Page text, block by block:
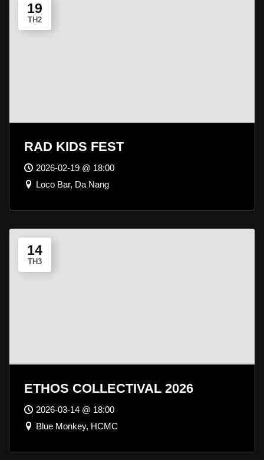
19
TH2
RAD KIDS FEST
2026-02-19 @ 18:00
Loco Bar, Da Nang
14
TH3
ETHOS COLLECTIVAL 2026
2026-03-14 @ 18:00
Blue Monkey, HCMC